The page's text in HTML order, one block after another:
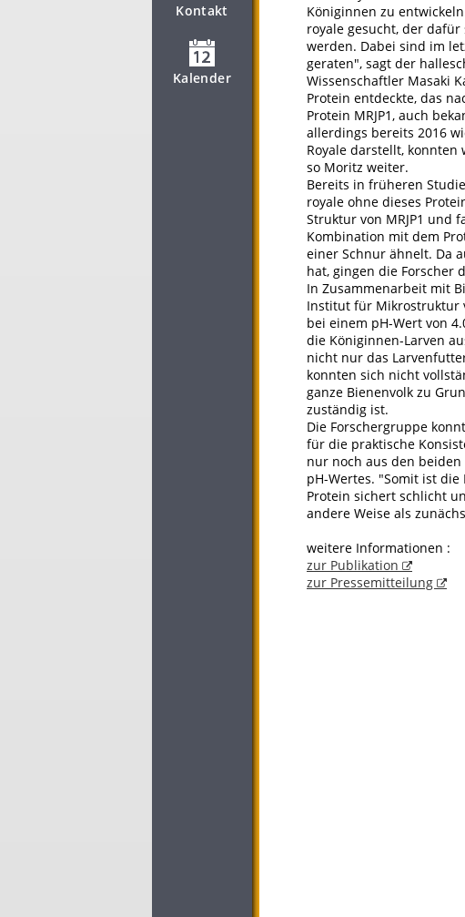
Kontakt
Kalender
Königinnen zu
royale gesucht, der
werden. Dabei sind im
geraten", sagt der
Wissenschaftler Masaki
Protein entdeckte, das
Protein MRJP1, auch
allerdings bereits 2016
Royale darstellt,
so Moritz weiter.
Bereits in früheren
royale ohne dieses
Struktur von MRJP1 und
Kombination mit dem
einer Schnur ähnelt. Da
hat, gingen die Forscher
In Zusammenarbeit mit
Institut für Mikrostruktur
bei einem pH-Wert von
die Königinnen-Larven
nicht nur das
konnten sich nicht
ganze Bienenvolk zu
zuständig ist.
Die Forschergruppe
für die praktische
nur noch aus den
pH-Wertes. "Somit ist die
Protein sichert schlicht
andere Weise als
weitere Informationen :
zur Publikation
zur Pressemitteilung